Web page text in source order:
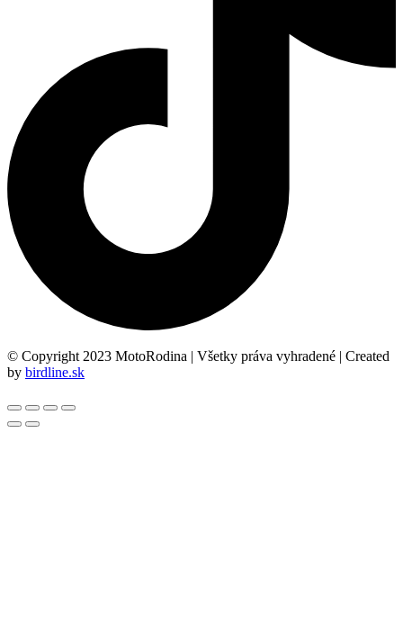
© Copyright 2023 MotoRodina | Všetky práva vyhradené | Created
by birdline.sk